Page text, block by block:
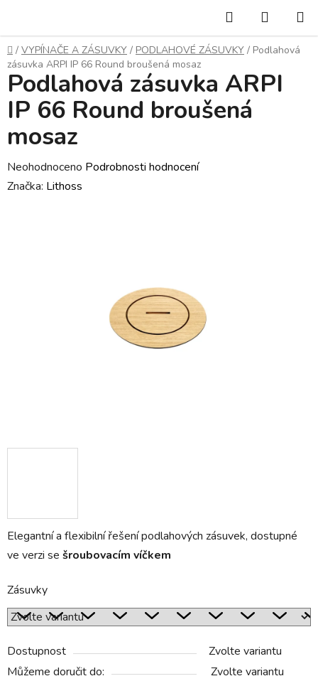
obsah
Hledat
KOŠÍK
Domů
/ VYPÍNAČE A ZÁSUVKY / PODLAHOVÉ ZÁSUVKY / Podlahová
zásuvka ARPI IP 66 Round broušená mosaz
Elegantní a flexibilní řešení podlahových zásuvek, dostupné
ve verzi se šroubovacím víčkem
Zásuvky
Dostupnost
Zvolte variantu
Můžeme doručit do:
Zvolte variantu
Podlahová zásuvka ARPI
IP 66 Round broušená
mosaz
Průměrné
hodnocení
Neohodnoceno Podrobnosti hodnocení
Značka: Lithoss